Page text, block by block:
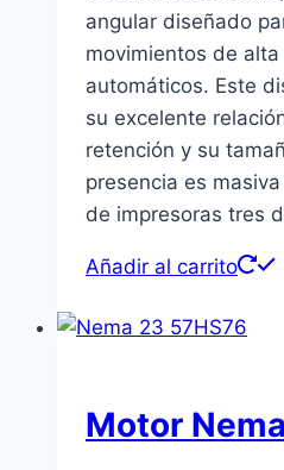
angular diseñado
movimientos de
automáticos. Este
su excelente
retención y su
presencia es
de impresoras tres
Añadir al carrito
Motor